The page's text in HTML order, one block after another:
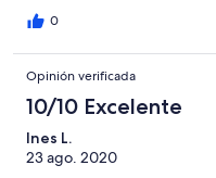
0
Opinión verificada
10/10 Excelente
Ines L.
23 ago. 2020